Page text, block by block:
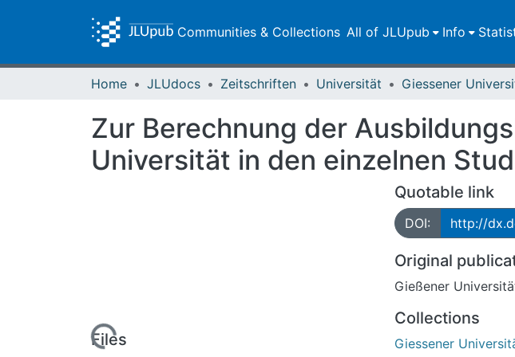
Communities & Collections All of JLUpub Info
Home JLUdocs Zeitschriften Universität
Zur Berechnung der
Universität in den einzelnen
Files
Quotable link
DOI: http://
Original
Gießener
Collections
Giessener